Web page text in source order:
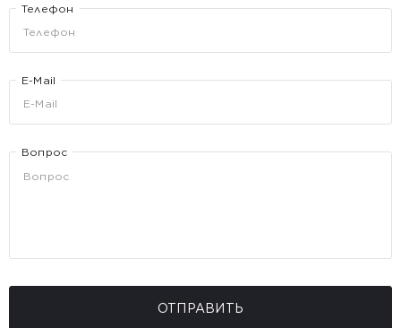
Телефон
E-Mail
Вопрос
ОТПРАВИТЬ